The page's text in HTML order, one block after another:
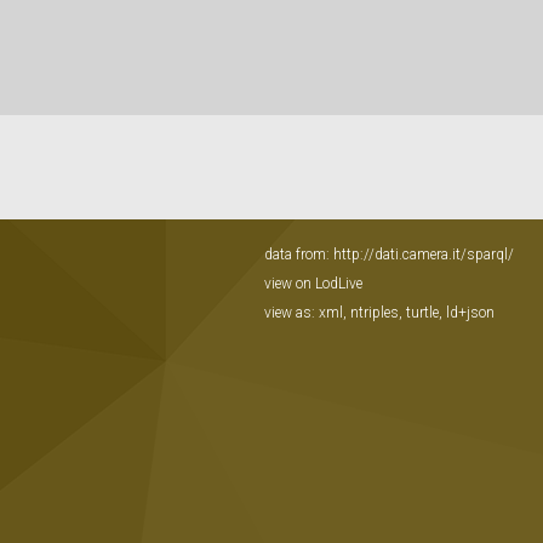
data from: http://dati.camera.it/sparql/
view on LodLive
view as: xml , ntriples, turtle, ld+json